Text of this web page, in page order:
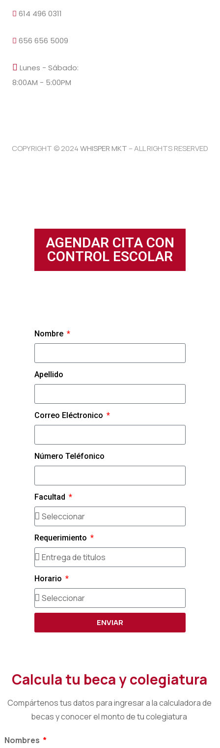
614 496 0311
656 656 5009
Lunes - Sábado:
8:00AM - 5:00PM
COPYRIGHT © 2024WHISPER MKT – ALL RIGHTS RESERVED
AGENDAR CITA CON
CONTROL ESCOLAR
Nombre
Apellido
Correo Eléctronico
Número Teléfonico
Facultad
Requerimiento
Horario
ENVIAR
Calcula tu beca y colegiatura
Compártenos tus datos para ingresar a la calculadora de
becas y conocer el monto de tu colegiatura
Nombres